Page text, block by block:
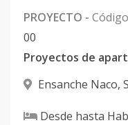
PROYECTO - Código
00
Ensanche Naco,
Desde hasta